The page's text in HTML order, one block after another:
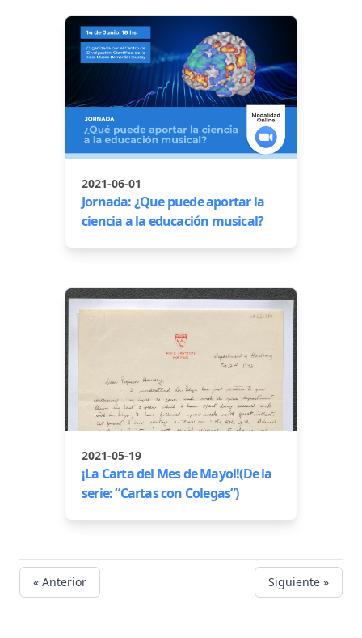
2021-06-01
Jornada: ¿Que puede aportar la
ciencia a la educación musical?
2021-05-19
¡La Carta del Mes de Mayol!(De la
serie: “Cartas con Colegas”)
« Anterior Siguiente »